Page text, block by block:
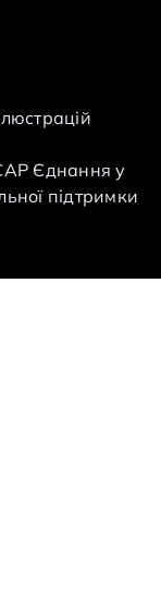
Єднання у
підтримки